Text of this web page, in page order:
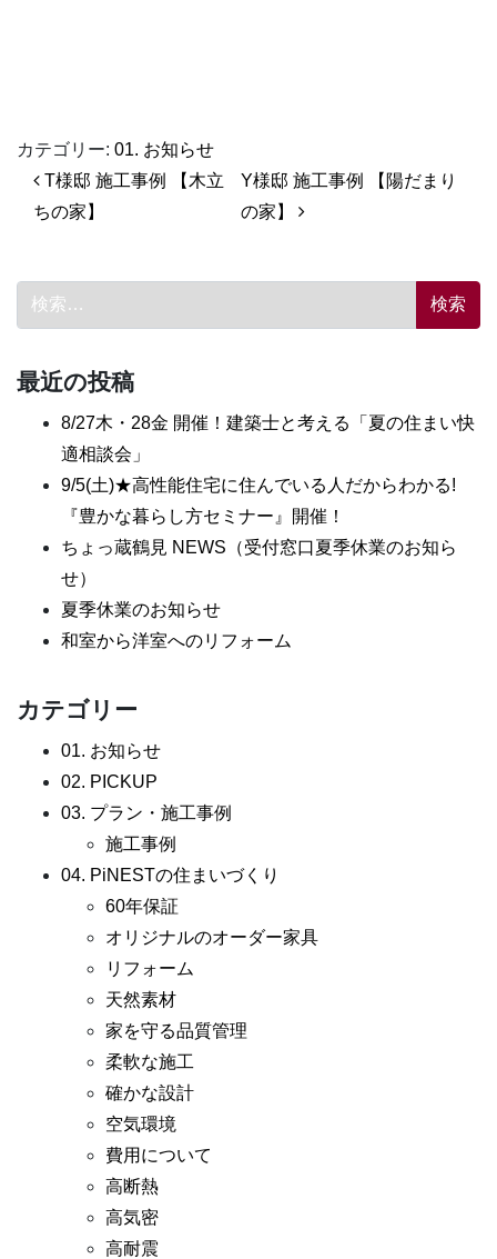
カテゴリー: 01. お知らせ
投稿ナビゲーション
T様邸 施工事例 【木立
ちの家】
Y様邸 施工事例 【陽だまり
の家】
検索:
最近の投稿
8/27木・28金 開催！建築士と考える「夏の住まい快
適相談会」
9/5(土)★高性能住宅に住んでいる人だからわかる!
『豊かな暮らし方セミナー』開催！
ちょっ蔵鶴見 NEWS（受付窓口夏季休業のお知ら
せ）
夏季休業のお知らせ
和室から洋室へのリフォーム
カテゴリー
01. お知らせ
02. PICKUP
03. プラン・施工事例
施工事例
04. PiNESTの住まいづくり
60年保証
オリジナルのオーダー家具
リフォーム
天然素材
家を守る品質管理
柔軟な施工
確かな設計
空気環境
費用について
高断熱
高気密
高耐震